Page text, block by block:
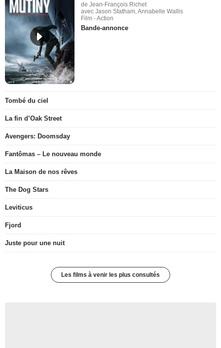
de Jean-François Richet
avec Jason Statham, Annabelle Wallis
Film - Action
Bande-annonce
Tombé du ciel
La fin d’Oak Street
Avengers: Doomsday
Fantômas – Le nouveau monde
La Maison de nos rêves
The Dog Stars
Leviticus
Fjord
Juste pour une nuit
Les films à venir les plus consultés